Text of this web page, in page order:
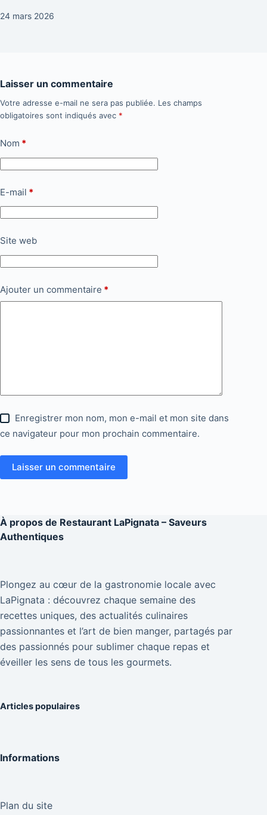
24 mars 2026
Laisser un commentaire
Votre adresse e-mail ne sera pas publiée. Les champs
obligatoires sont indiqués avec *
Nom *
E-mail *
Site web
Ajouter un commentaire *
Enregistrer mon nom, mon e-mail et mon site dans
ce navigateur pour mon prochain commentaire.
Laisser un commentaire
À propos de Restaurant LaPignata – Saveurs
Authentiques
Plongez au cœur de la gastronomie locale avec
LaPignata : découvrez chaque semaine des
recettes uniques, des actualités culinaires
passionnantes et l’art de bien manger, partagés par
des passionnés pour sublimer chaque repas et
éveiller les sens de tous les gourmets.
Articles populaires
Informations
Plan du site